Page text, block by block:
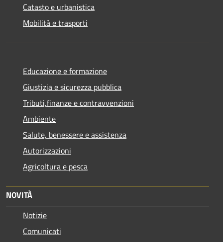
Catasto e urbanistica
Mobilità e trasporti
Educazione e formazione
Giustizia e sicurezza pubblica
Tributi,finanze e contravvenzioni
Ambiente
Salute, benessere e assistenza
Autorizzazioni
Agricoltura e pesca
NOVITÀ
Notizie
Comunicati